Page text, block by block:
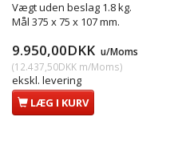
Vægt uden beslag 1.8 kg.
Mål 375 x 75 x 107 mm.
9.950,00DKK u/Moms
(12.437,50DKK m/Moms)
ekskl. levering
LÆG I KURV